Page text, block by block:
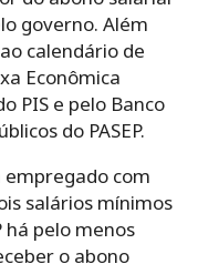
governo. Além
calendário de
Econômica
PIS e pelo Banco
do PASEP.
com
salários mínimos
há pelo menos
o abono